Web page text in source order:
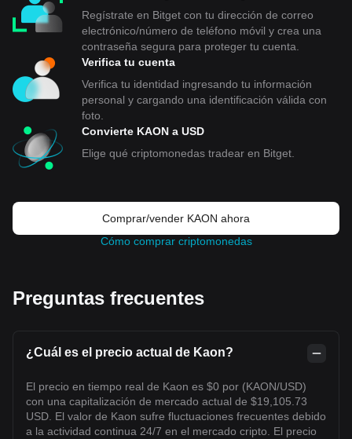
Regístrate en Bitget con tu dirección de correo
electrónico/número de teléfono móvil y crea una
contraseña segura para proteger tu cuenta.
Verifica tu cuenta
Verifica tu identidad ingresando tu información
personal y cargando una identificación válida con
foto.
Convierte KAON a USD
Elige qué criptomonedas tradear en Bitget.
Comprar/vender KAON ahora
Cómo comprar criptomonedas
Preguntas frecuentes
¿Cuál es el precio actual de Kaon?
El precio en tiempo real de Kaon es $0 por (KAON/USD)
con una capitalización de mercado actual de $19,105.73
USD. El valor de Kaon sufre fluctuaciones frecuentes debido
a la actividad continua 24/7 en el mercado cripto. El precio